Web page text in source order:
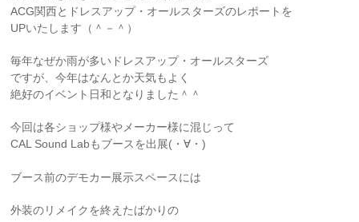
ACG関西とドレスアップ・オールスターズのレポートを
UPいたします（＾－＾）
毎年なぜか雨が多いドレスアップ・オールスターズ
ですが、今年はなんとか天気もよく
絶好のイベント日和となりました＾＾
今回は各ショップ様やメーカー様に混じって
CAL Sound Labもブースを出展(・∀・)
ブース前のデモカー展示スペースには
外装のリメイクを終えたばかりの